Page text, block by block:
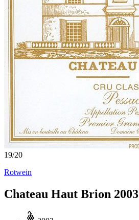
19/20
Rotwein
Chateau Haut Brion 2003